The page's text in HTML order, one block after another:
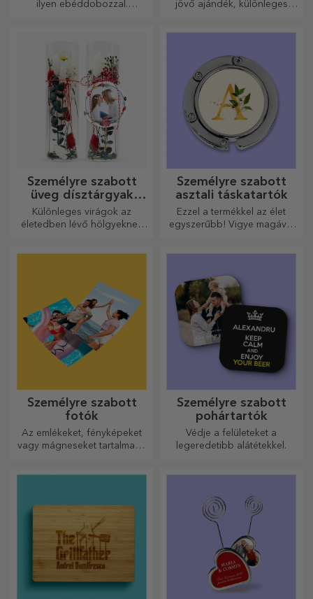
ilyen ebéddobozzal.
jövő ajándék, különleges
Személyre szabott
üveg dísztárgyak
konzervált virágokkal
Különleges virágok az
életedben lévő hölgyeknek
Személyre szabott
asztali táskatartók
Ezzel a termékkel az élet
egyszerűbb! Vigye magával
Személyre szabott
fotók
Az emlékeket, fényképeket
vagy mágneseket tartalmazó
Személyre szabott
pohártartók
Védje a felületeket a
legeredetibb alátétekkel.